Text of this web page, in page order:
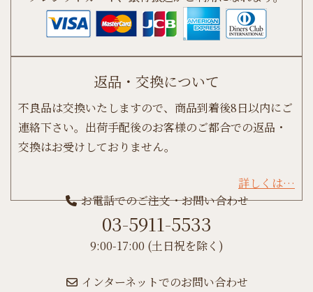
返品・交換について
不良品は交換いたしますので、商品到着後8日以内にご
連絡下さい。出荷手配後のお客様のご都合での返品・
交換はお受けしておりません。
詳しくは…
お電話でのご注文・お問い合わせ
03-5911-5533
9:00-17:00 (土日祝を除く)
インターネットでのお問い合わせ